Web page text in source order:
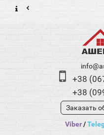
+38
+38
Заказать
Viber/